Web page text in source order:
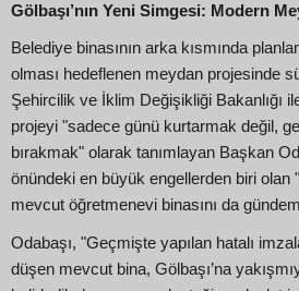
Gölbaşı’nın Yeni Simgesi: Modern
Belediye binasının arka kısmında
olması hedeflenen meydan projesinde
Şehircilik ve İklim Değişikliği Bakanlığı
projeyi "sadece günü kurtarmak değil,
bırakmak" olarak tanımlayan Başkan
önündeki en büyük engellerden biri olan
mevcut öğretmenevi binasını da
Odabaşı, "Geçmişte yapılan hatalı
düşen mevcut bina, Gölbaşı’na